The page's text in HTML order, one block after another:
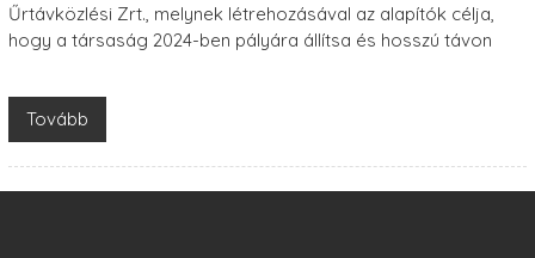
Űrtávközlési Zrt., melynek létrehozásával az alapítók célja,
hogy a társaság 2024-ben pályára állítsa és hosszú távon
Tovább